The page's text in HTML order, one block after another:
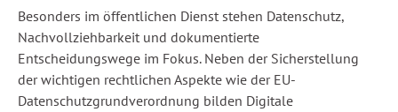
Besonders im öffentlichen Dienst stehen Datenschutz,
Nachvollziehbarkeit und dokumentierte
Entscheidungswege im Fokus. Neben der Sicherstellung
der wichtigen rechtlichen Aspekte wie der EU-
Datenschutzgrundverordnung bilden Digitale